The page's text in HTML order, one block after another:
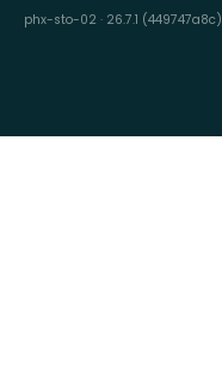
phx-sto-02 · 26.7.1 (449747a8c)